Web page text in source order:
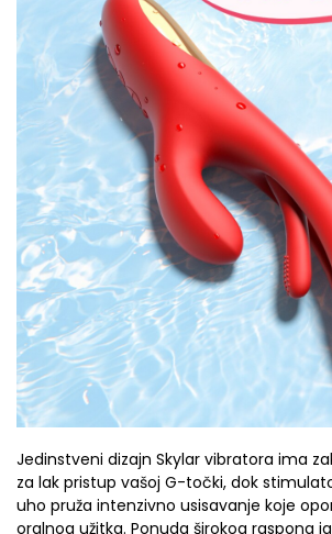
Jedinstveni dizajn Skylar vibratora ima
za lak pristup vašoj G-točki, dok
uho pruža intenzivno usisavanje koje
oralnog užitka. Ponuda širokog raspona